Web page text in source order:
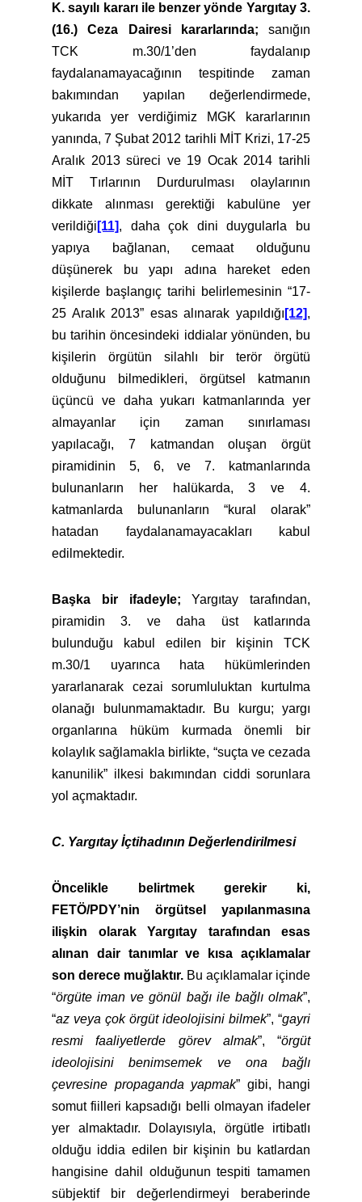
K. sayılı kararı ile benzer yönde Yargıtay 3.
(16.) Ceza Dairesi kararlarında; sanığın
TCK m.30/1’den faydalanıp
faydalanamayacağının tespitinde zaman
bakımından yapılan değerlendirmede,
yukarıda yer verdiğimiz MGK kararlarının
yanında, 7 Şubat 2012 tarihli MİT Krizi, 17-25
Aralık 2013 süreci ve 19 Ocak 2014 tarihli
MİT Tırlarının Durdurulması olaylarının
dikkate alınması gerektiği kabulüne yer
verildiği [11], daha çok dini duygularla bu
yapıya bağlanan, cemaat olduğunu
düşünerek bu yapı adına hareket eden
kişilerde başlangıç tarihi belirlemesinin “17-
25 Aralık 2013” esas alınarak yapıldığı [12],
bu tarihin öncesindeki iddialar yönünden, bu
kişilerin örgütün silahlı bir terör örgütü
olduğunu bilmedikleri, örgütsel katmanın
üçüncü ve daha yukarı katmanlarında yer
almayanlar için zaman sınırlaması
yapılacağı, 7 katmandan oluşan örgüt
piramidinin 5, 6, ve 7. katmanlarında
bulunanların her halükarda, 3 ve 4.
katmanlarda bulunanların “kural olarak”
hatadan faydalanamayacakları kabul
edilmektedir.
Başka bir ifadeyle; Yargıtay tarafından,
piramidin 3. ve daha üst katlarında
bulunduğu kabul edilen bir kişinin TCK
m.30/1 uyarınca hata hükümlerinden
yararlanarak cezai sorumluluktan kurtulma
olanağı bulunmamaktadır. Bu kurgu; yargı
organlarına hüküm kurmada önemli bir
kolaylık sağlamakla birlikte, “suçta ve cezada
kanunilik” ilkesi bakımından ciddi sorunlara
yol açmaktadır.
C. Yargıtay İçtihadının Değerlendirilmesi
Öncelikle belirtmek gerekir ki,
FETÖ/PDY’nin örgütsel yapılanmasına
ilişkin olarak Yargıtay tarafından esas
alınan dair tanımlar ve kısa açıklamalar
son derece muğlaktır. Bu açıklamalar içinde
“örgüte iman ve gönül bağı ile bağlı olmak”,
“az veya çok örgüt ideolojisini bilmek”, “gayri
resmi faaliyetlerde görev almak”, “örgüt
ideolojisini benimsemek ve ona bağlı
çevresine propaganda yapmak” gibi, hangi
somut fiilleri kapsadığı belli olmayan ifadeler
yer almaktadır. Dolayısıyla, örgütle irtibatlı
olduğu iddia edilen bir kişinin bu katlardan
hangisine dahil olduğunun tespiti tamamen
sübjektif bir değerlendirmeyi beraberinde